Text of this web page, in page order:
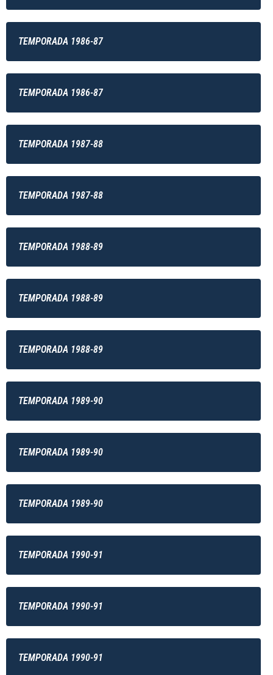
TEMPORADA 1986-87
TEMPORADA 1986-87
TEMPORADA 1987-88
TEMPORADA 1987-88
TEMPORADA 1988-89
TEMPORADA 1988-89
TEMPORADA 1988-89
TEMPORADA 1989-90
TEMPORADA 1989-90
TEMPORADA 1989-90
TEMPORADA 1990-91
TEMPORADA 1990-91
TEMPORADA 1990-91